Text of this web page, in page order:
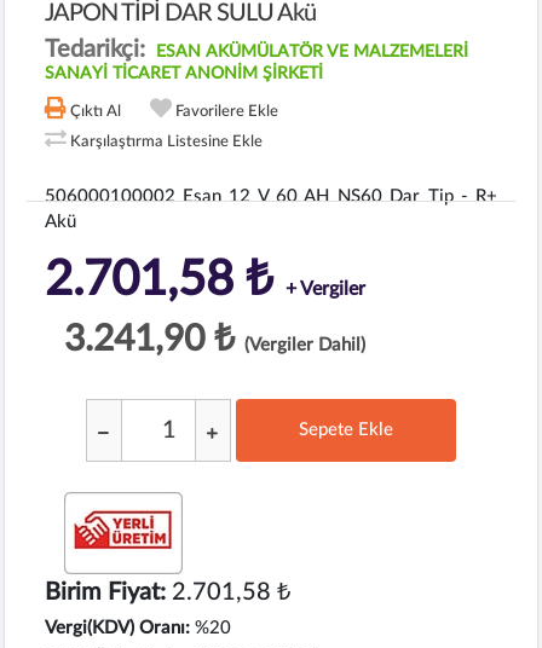
JAPON TİPİ DAR SULU Akü
Tedarikçi:
ESAN AKÜMÜLATÖR VE MALZEMELERİ
SANAYİ TİCARET ANONİM ŞİRKETİ
Çıktı Al
Favorilere Ekle
Karşılaştırma Listesine Ekle
506000100002 Esan 12 V 60 AH NS60 Dar Tip - R+
Akü
2.701,58 ₺ + Vergiler
3.241,90 ₺ (Vergiler Dahil)
Sepete Ekle
Birim Fiyat:2.701,58 ₺
Vergi(KDV) Oranı: %20